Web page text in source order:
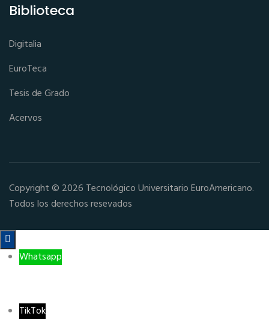
Biblioteca
Digitalia
EuroTeca
Tesis de Grado
Acervos
Copyright © 2026 Tecnológico Universitario EuroAmericano.
Todos los derechos resevados

Whatsapp
TikTok